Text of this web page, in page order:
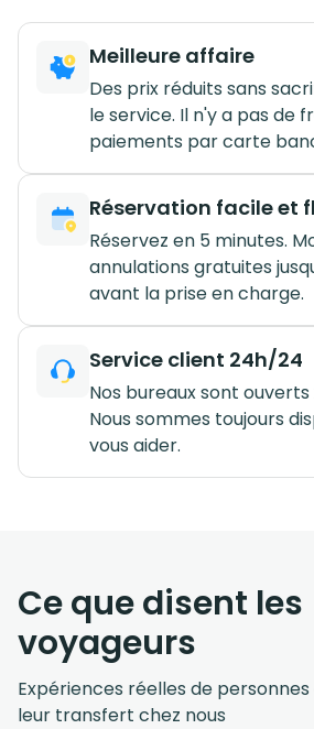
Meilleure affaire
Des prix réduits sans
le service. Il n'y a pas de
paiements par carte
Réservation facile et
Réservez en 5 minutes.
annulations gratuites
avant la prise en charge.
Service client 24h/24
Nos bureaux sont
Nous sommes toujours
vous aider.
Ce que disent les
voyageurs
Expériences réelles de
leur transfert chez nous